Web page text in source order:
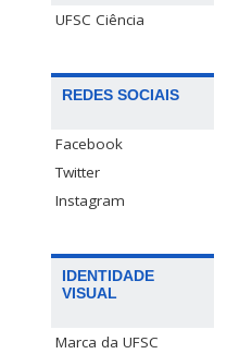
UFSC Ciência
REDES SOCIAIS
Facebook
Twitter
Instagram
IDENTIDADE
VISUAL
Marca da UFSC